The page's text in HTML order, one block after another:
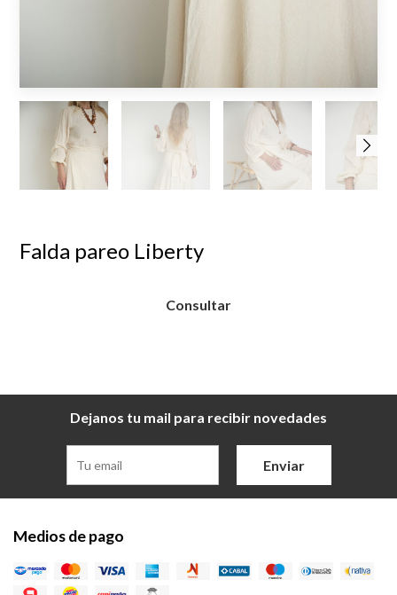
Falda pareo Liberty
Consultar
Dejanos tu mail para recibir novedades
Enviar
Medios de pago